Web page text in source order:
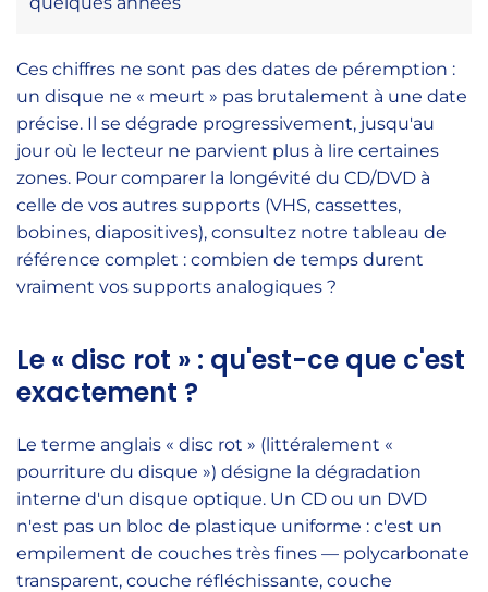
Ces chiffres ne sont pas des dates de péremption :
un disque ne « meurt » pas brutalement à une date
précise. Il se dégrade progressivement, jusqu'au
jour où le lecteur ne parvient plus à lire certaines
zones. Pour comparer la longévité du CD/DVD à
celle de vos autres supports (VHS, cassettes,
bobines, diapositives), consultez notre tableau de
référence complet : combien de temps durent
vraiment vos supports analogiques ?
Le « disc rot » : qu'est-ce que c'est
exactement ?
Le terme anglais « disc rot » (littéralement «
pourriture du disque ») désigne la dégradation
interne d'un disque optique. Un CD ou un DVD
n'est pas un bloc de plastique uniforme : c'est un
empilement de couches très fines — polycarbonate
transparent, couche réfléchissante, couche